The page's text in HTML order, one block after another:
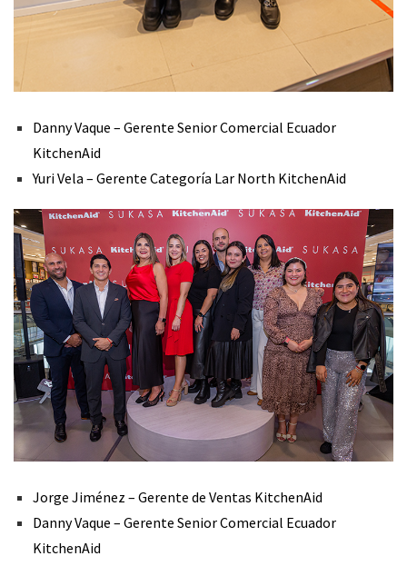
Danny Vaque – Gerente Senior Comercial Ecuador
KitchenAid
Yuri Vela – Gerente Categoría Lar North KitchenAid
Jorge Jiménez – Gerente de Ventas KitchenAid
Danny Vaque – Gerente Senior Comercial Ecuador
KitchenAid